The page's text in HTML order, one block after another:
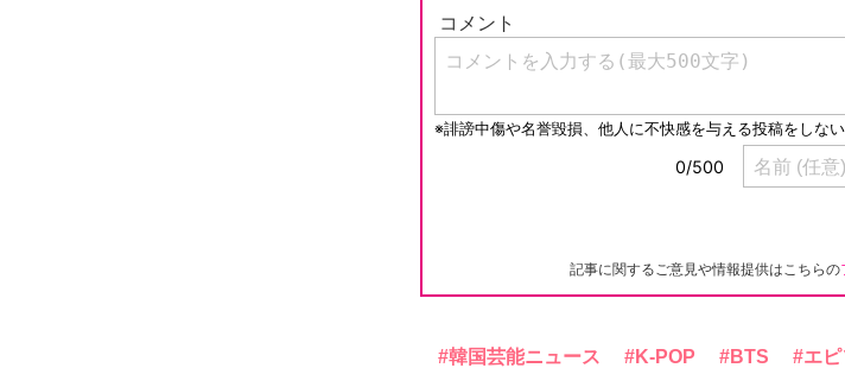
記事に関するご意見や情報提供はこちらの
韓国芸能ニュース K-POP BTS エ